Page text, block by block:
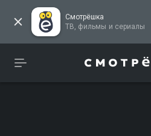
Смотрёшка
ТВ, фильмы и сериалы